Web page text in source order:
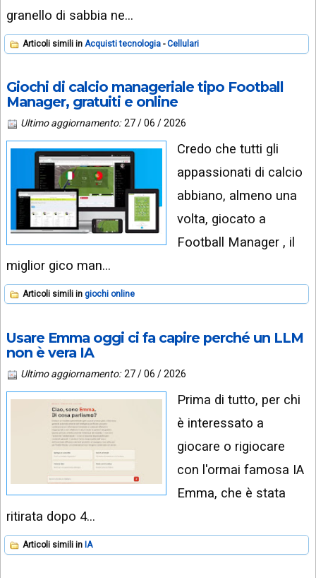
granello di sabbia ne…
Articoli simili in Acquisti tecnologia Cellulari
Giochi di calcio manageriale tipo Football
Manager, gratuiti e online
Ultimo aggiornamento: 27 / 06 / 2026
Credo che tutti gli
appassionati di calcio
abbiano, almeno una
volta, giocato a
Football Manager , il
miglior gico man…
Articoli simili in giochi online
Usare Emma oggi ci fa capire perché un LLM
non è vera IA
Ultimo aggiornamento: 27 / 06 / 2026
Prima di tutto, per chi
è interessato a
giocare o rigiocare
con l'ormai famosa IA
Emma, che è stata
ritirata dopo 4…
Articoli simili in IA